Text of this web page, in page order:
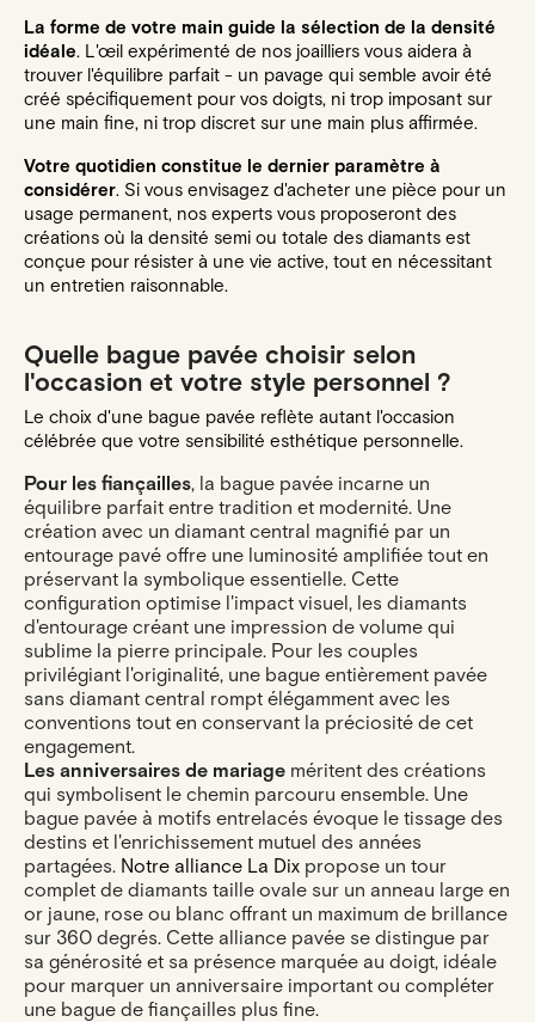
La forme de votre main guide la sélection de la densité
idéale. L'œil expérimenté de nos joailliers vous aidera à
trouver l'équilibre parfait - un pavage qui semble avoir été
créé spécifiquement pour vos doigts, ni trop imposant sur
une main fine, ni trop discret sur une main plus affirmée.
Votre quotidien constitue le dernier paramètre à
considérer. Si vous envisagez d'acheter une pièce pour un
usage permanent, nos experts vous proposeront des
créations où la densité semi ou totale des diamants est
conçue pour résister à une vie active, tout en nécessitant
un entretien raisonnable.
Quelle bague pavée choisir selon
l'occasion et votre style personnel ?
Le choix d'une bague pavée reflète autant l'occasion
célébrée que votre sensibilité esthétique personnelle.
Pour les fiançailles, la bague pavée incarne un
équilibre parfait entre tradition et modernité. Une
création avec un diamant central magnifié par un
entourage pavé offre une luminosité amplifiée tout en
préservant la symbolique essentielle. Cette
configuration optimise l'impact visuel, les diamants
d'entourage créant une impression de volume qui
sublime la pierre principale. Pour les couples
privilégiant l'originalité, une bague entièrement pavée
sans diamant central rompt élégamment avec les
conventions tout en conservant la préciosité de cet
engagement.
Les anniversaires de mariage méritent des créations
qui symbolisent le chemin parcouru ensemble. Une
bague pavée à motifs entrelacés évoque le tissage des
destins et l'enrichissement mutuel des années
partagées. Notre alliance La Dix propose un tour
complet de diamants taille ovale sur un anneau large en
or jaune, rose ou blanc offrant un maximum de brillance
sur 360 degrés. Cette alliance pavée se distingue par
sa générosité et sa présence marquée au doigt, idéale
pour marquer un anniversaire important ou compléter
une bague de fiançailles plus fine.